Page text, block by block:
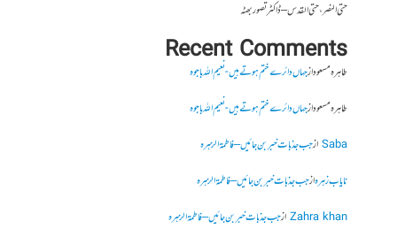
حتی النصر ، حتی القدس – ڈاکٹر تصور بھٹہ
Recent Comments
طاہرہ مسعودازجہاں دائرے ختم ہوتے ہیں- نعیم اللہ باجوہ
طاہرہ مسعودازجہاں دائرے ختم ہوتے ہیں- نعیم اللہ باجوہ
Sabaازجب جذبات خبر بن جائیں – فاطمۃالزہرہ
نایاب زہرہازجب جذبات خبر بن جائیں – فاطمۃالزہرہ
Zahra khanازجب جذبات خبر بن جائیں – فاطمۃالزہرہ